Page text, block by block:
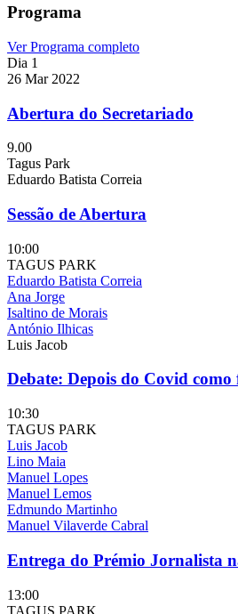
Programa
Ver Programa completo
Dia 1
26 Mar 2022
Abertura do Secretariado
9.00
Tagus Park
Eduardo Batista Correia
Sessão de Abertura
10:00
TAGUS PARK
Eduardo Batista Correia
Ana Jorge
Isaltino de Morais
António Ilhicas
Luis Jacob
Debate: Depois do Covid como
10:30
TAGUS PARK
Luis Jacob
Lino Maia
Manuel Lopes
Manuel Lemos
Edmundo Martinho
Manuel Vilaverde Cabral
Entrega do Prémio Jornalista
13:00
TAGUS PARK